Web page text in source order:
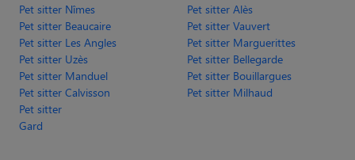
Pet sitter Nîmes
Pet sitter Alès
Pet sitter Beaucaire
Pet sitter Vauvert
Pet sitter Les Angles
Pet sitter Marguerittes
Pet sitter Uzès
Pet sitter Bellegarde
Pet sitter Manduel
Pet sitter Bouillargues
Pet sitter Calvisson
Pet sitter Milhaud
Pet sitter
Gard